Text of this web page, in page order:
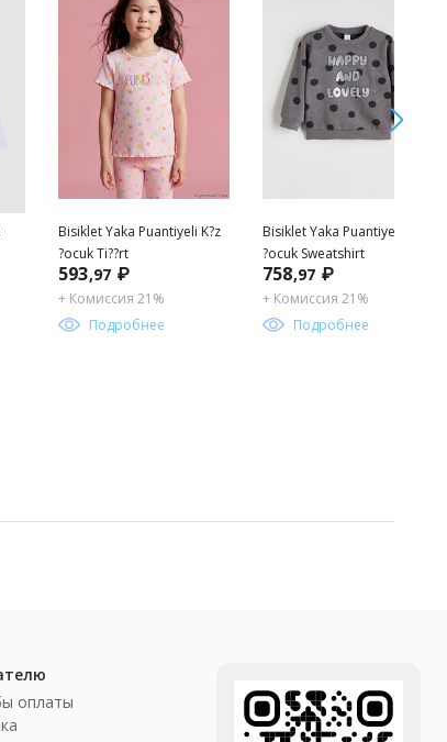
Bisiklet Yaka Puantiyeli K?z
?ocuk Ti??rt
593,97 ₽
+ Комиссия 21%
Подробнее
Bisiklet Yaka Puantiyeli K?z
?ocuk Sweatshirt
758,97 ₽
+ Комиссия 21%
Подробнее
оплаты